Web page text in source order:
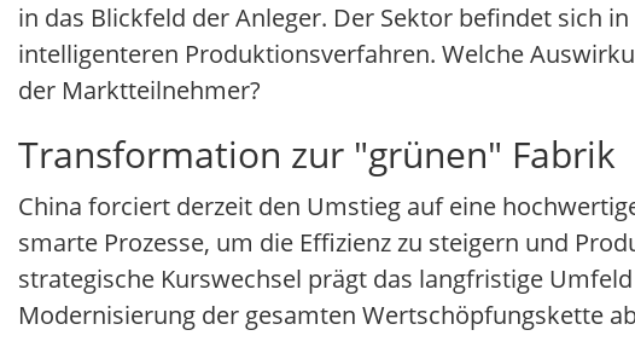
in das Blickfeld der Anleger. Der Sektor befindet sich
intelligenteren Produktionsverfahren. Welche
der Marktteilnehmer?
Transformation zur "grünen" Fabrik
China forciert derzeit den Umstieg auf eine
smarte Prozesse, um die Effizienz zu steigern und
strategische Kurswechsel prägt das langfristige
Modernisierung der gesamten Wertschöpfungskette